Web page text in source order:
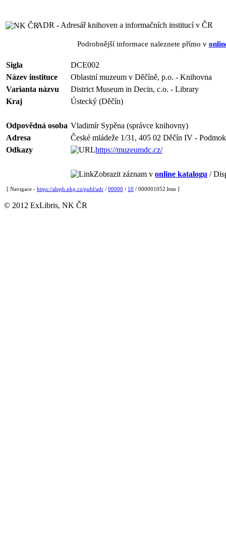
ADR - Adresář knihoven a informačních institucí v ČR
Podrobnější informace naleznete přímo v
Sigla
DCE002
Název instituce
Oblastní muzeum v Děčíně, p.o. - Knihovna
Varianta názvu
District Museum in Decin, c.o. - Library
Kraj
Ústecký (Děčín)
Odpovědná osoba Vladimír Sypěna (správce knihovny)
Adresa
České mládeže 1/31, 405 02 Děčín IV -
Odkazy
https://muzeumdc.cz/
Zobrazit záznam v online katalogu /
[ Navigace - https://aleph.nkp.cz/publ/adr / 00000 / 10 / 000001052.htm ]
© 2012 ExLibris, NK ČR